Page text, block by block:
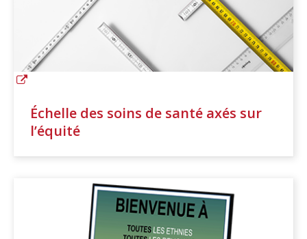
Échelle des soins de santé axés sur
l’équité